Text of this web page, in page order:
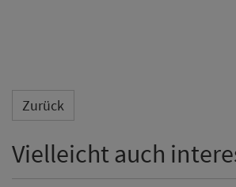
Zurück
Vielleicht auch